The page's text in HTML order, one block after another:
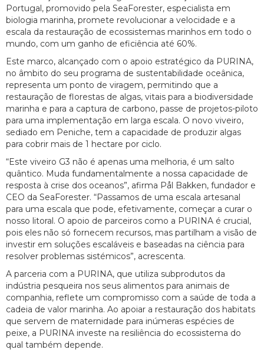
Portugal, promovido pela SeaForester, especialista em
biologia marinha, promete revolucionar a velocidade e a
escala da restauração de ecossistemas marinhos em todo o
mundo, com um ganho de eficiência até 60%.
Este marco, alcançado com o apoio estratégico da PURINA,
no âmbito do seu programa de sustentabilidade oceânica,
representa um ponto de viragem, permitindo que a
restauração de florestas de algas, vitais para a biodiversidade
marinha e para a captura de carbono, passe de projetos-piloto
para uma implementação em larga escala. O novo viveiro,
sediado em Peniche, tem a capacidade de produzir algas
para cobrir mais de 1 hectare por ciclo.
“Este viveiro G3 não é apenas uma melhoria, é um salto
quântico. Muda fundamentalmente a nossa capacidade de
resposta à crise dos oceanos”, afirma Pål Bakken, fundador e
CEO da SeaForester. “Passamos de uma escala artesanal
para uma escala que pode, efetivamente, começar a curar o
nosso litoral. O apoio de parceiros como a PURINA é crucial,
pois eles não só fornecem recursos, mas partilham a visão de
investir em soluções escaláveis e baseadas na ciência para
resolver problemas sistémicos”, acrescenta.
A parceria com a PURINA, que utiliza subprodutos da
indústria pesqueira nos seus alimentos para animais de
companhia, reflete um compromisso com a saúde de toda a
cadeia de valor marinha. Ao apoiar a restauração dos habitats
que servem de maternidade para inúmeras espécies de
peixe, a PURINA investe na resiliência do ecossistema do
qual também depende.